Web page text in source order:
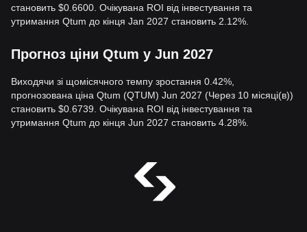
становить $0.6600. Очікувана ROI від інвестування та
утримання Qtum до кінця Jan 2027 становить 2.12%.
Прогноз ціни Qtum у Jun 2027
Виходячи зі щомісячного темпу зростання 0.42%,
прогнозована ціна Qtum (QTUM) Jun 2027 (Через 10 місяці(в))
становить $0.6739. Очікувана ROI від інвестування та
утримання Qtum до кінця Jun 2027 становить 4.28%.